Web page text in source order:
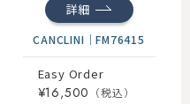
詳細
CANCLINI ｜FM76415
Easy Order
¥16,500